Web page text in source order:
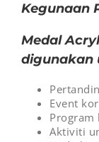
Kegunaan
Medal
digunakan
Event
Program
Aktiviti